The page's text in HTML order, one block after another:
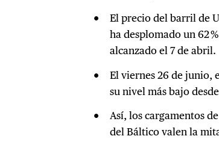
El precio del barril de
ha desplomado un 62
alcanzado el 7 de abril.
El viernes 26 de junio,
su nivel más bajo
Así, los cargamentos
del Báltico valen la